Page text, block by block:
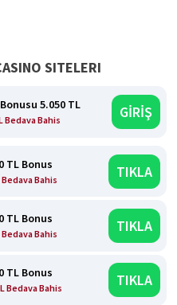
SITELERI
5.050 TL
Bedava Bahis GİRİŞ
TL Bonus
Bedava Bahis TIKLA
TL Bonus
Bedava Bahis TIKLA
TL Bonus
Bedava Bahis TIKLA